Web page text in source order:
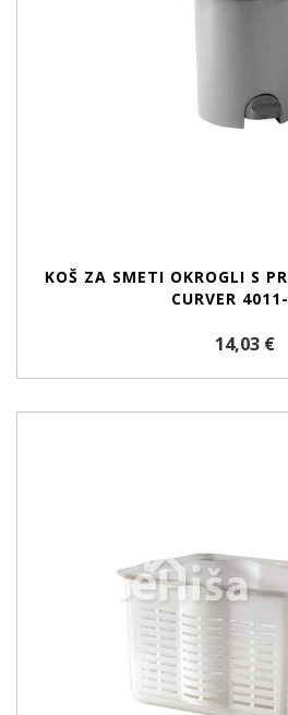
KOŠ ZA SMETI OKROGLI S
CURVER
14,03 €